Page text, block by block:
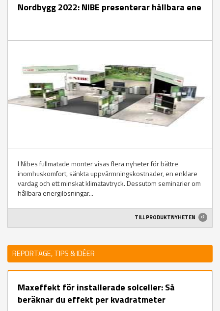
Nordbygg 2022: NIBE presenterar hållbara ene
I Nibes fullmatade monter visas flera nyheter för bättre
inomhuskomfort, sänkta uppvärmningskostnader, en enklare
vardag och ett minskat klimatavtryck. Dessutom seminarier om
hållbara energilösningar...
TILL PRODUKTNYHETEN
REPORTAGE, TIPS & IDÉER
Maxeffekt för installerade solceller: Så
beräknar du effekt per kvadratmeter